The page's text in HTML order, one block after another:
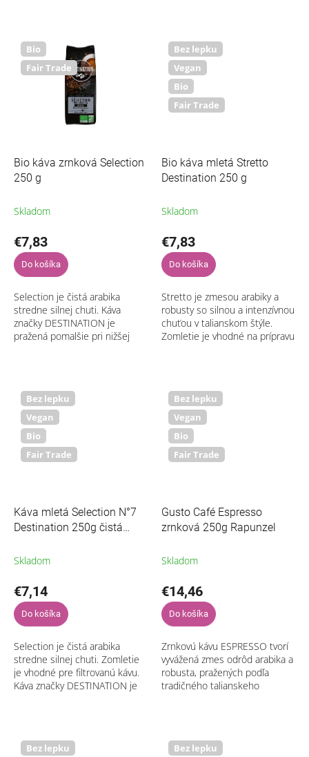
a...
Bio
Fair Trade
Bio káva zrnková Selection
250 g
Skladom
€7,83
Do košíka
Selection je čistá arabika
stredne silnej chuti. Káva
značky DESTINATION je
pražená pomalšie pri nižšej
Bez lepku
Vegan
Bio
Fair Trade
Bio káva mletá Stretto
Destination 250 g
Skladom
€7,83
Do košíka
Stretto je zmesou arabiky a
robusty so silnou a intenzívnou
chuťou v talianskom štýle.
Zomletie je vhodné na prípravu
Bez lepku
Vegan
Bio
Fair Trade
Káva mletá Selection N°7
Destination 250g čistá
Skladom
€7,14
Do košíka
Selection je čistá arabika
stredne silnej chuti. Zomletie
je vhodné pre filtrovanú kávu.
Káva značky DESTINATION je
Bez lepku
Vegan
Bio
Fair Trade
Gusto Café Espresso
zrnková 250g Rapunzel
Skladom
€14,46
Do košíka
Zrnkovú kávu ESPRESSO tvorí
vyvážená zmes odrôd arabika a
robusta, pražených podľa
tradičného talianskeho
Bez lepku
Bez lepku